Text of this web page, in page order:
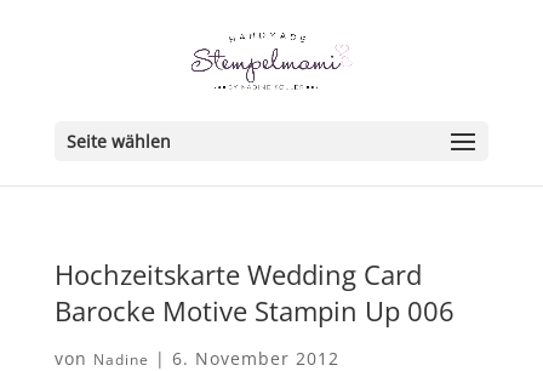
Seite wählen
Hochzeitskarte Wedding Card
Barocke Motive Stampin Up 006
von Nadine | 6. November 2012